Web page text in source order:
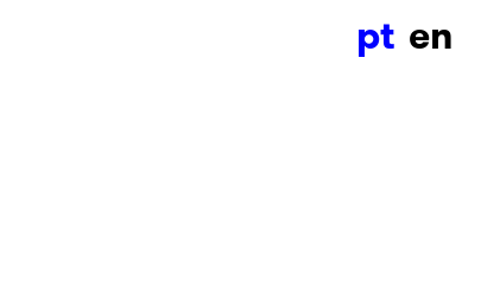
pt en